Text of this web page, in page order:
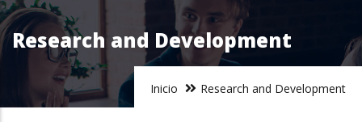
Research and Development
Inicio Research and Development